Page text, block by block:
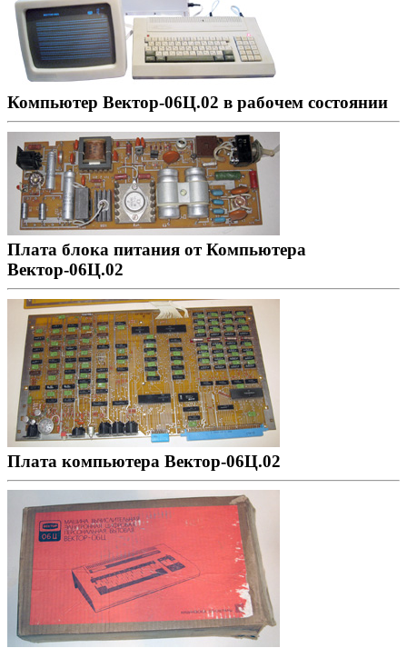
Компьютер Вектор-06Ц.02 в рабочем состоянии
Плата блока питания от Компьютера
Вектор-06Ц.02
Плата компьютера Вектор-06Ц.02